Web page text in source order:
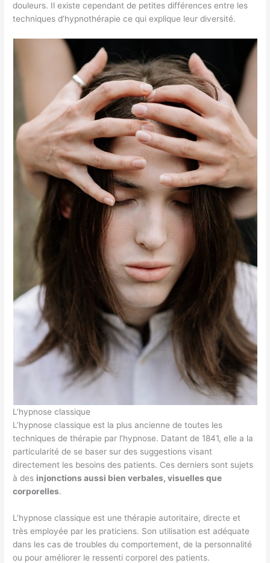
douleurs. Il existe cependant de petites différences entre les
techniques d’hypnothérapie ce qui explique leur diversité.
L’hypnose classique
L’hypnose classique est la plus ancienne de toutes les
techniques de thérapie par l’hypnose. Datant de 1841, elle a la
particularité de se baser sur des suggestions visant
directement les besoins des patients. Ces derniers sont sujets
à des injonctions aussi bien verbales, visuelles que
corporelles.
L’hypnose classique est une thérapie autoritaire, directe et
très employée par les praticiens. Son utilisation est adéquate
dans les cas de troubles du comportement, de la personnalité
ou pour améliorer le ressenti corporel des patients.